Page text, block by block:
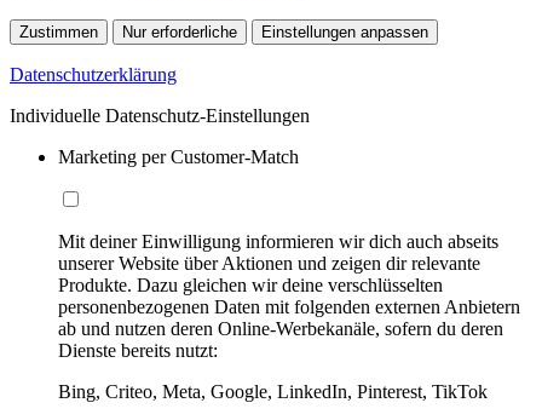
Zustimmen Nur erforderliche Einstellungen anpassen
Datenschutzerklärung
Individuelle Datenschutz-Einstellungen
Marketing per Customer-Match
Mit deiner Einwilligung informieren wir dich auch abseits
unserer Website über Aktionen und zeigen dir relevante
Produkte. Dazu gleichen wir deine verschlüsselten
personenbezogenen Daten mit folgenden externen Anbietern
ab und nutzen deren Online-Werbekanäle, sofern du deren
Dienste bereits nutzt:
Bing, Criteo, Meta, Google, LinkedIn, Pinterest, TikTok